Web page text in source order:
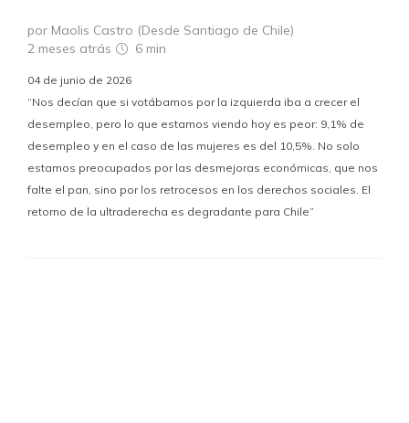
por Maolis Castro (Desde Santiago de Chile)
2 meses atrás
6 min
04 de junio de 2026
“Nos decían que si votábamos por la izquierda iba a crecer el
desempleo, pero lo que estamos viendo hoy es peor: 9,1% de
desempleo y en el caso de las mujeres es del 10,5%. No solo
estamos preocupados por las desmejoras económicas, que nos
falte el pan, sino por los retrocesos en los derechos sociales. El
retorno de la ultraderecha es degradante para Chile”